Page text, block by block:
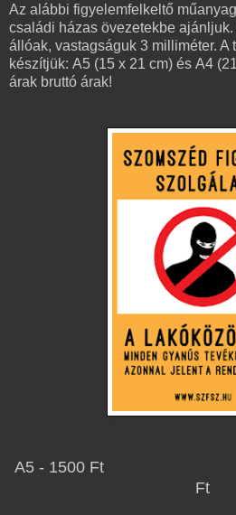
Az alábbi figyelemfelkeltő
családi házas övezetekbe
állóak, vastagságuk 3 milliméter. A
készítjük: A5 (15 x 21 cm) és A4
árak bruttó árak!
A5 - 1500 Ft
Ft